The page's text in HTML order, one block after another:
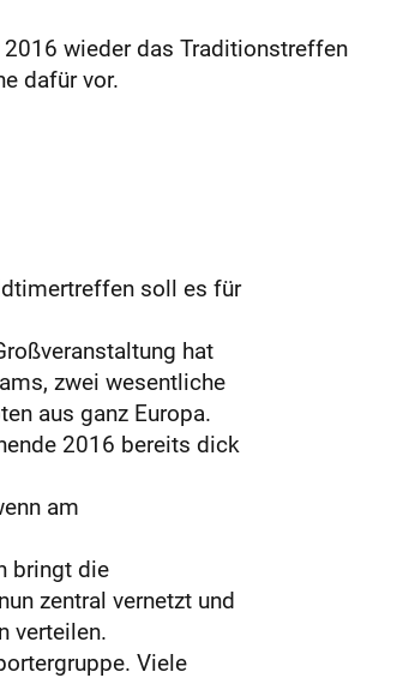
wieder das Traditionstreffen
dafür vor.
soll es für
hat
zwei wesentliche
aus ganz Europa.
2016 bereits dick
am
bringt die
zentral vernetzt und
verteilen.
Viele